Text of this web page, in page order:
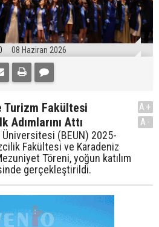
08 Haziran 2026
Turizm Fakültesi
Adımlarını Attı
(BEUN) 2025-
Fakültesi ve Karadeniz
Töreni, yoğun katılım
gerçekleştirildi.
A+
A-